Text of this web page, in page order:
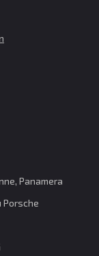
Panamera
Porsche